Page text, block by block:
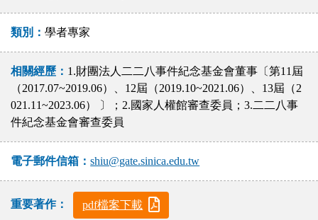
類別：學者專家
相關經歷： 1.財團法人二二八事件紀念基金會董事〔第11屆
（2017.07~2019.06）、12屆（2019.10~2021.06）、13屆（2
021.11~2023.06） 〕；2.國家人權館審查委員；3.二二八事
件紀念基金會審查委員
電子郵件信箱：shiu@gate.sinica.edu.tw
重要著作： pdf檔案下載